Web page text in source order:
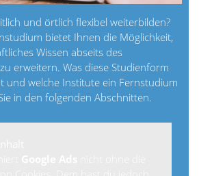
und örtlich flexibel weiterbilden?
bietet Ihnen die Möglichkeit,
Wissen abseits des
erweitern. Was diese Studienform
und welche Institute ein Fernstudium
in den folgenden Abschnitten.